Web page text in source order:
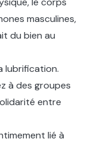
masculines,
du bien au
lubrification.
à des groupes
entre
lié à